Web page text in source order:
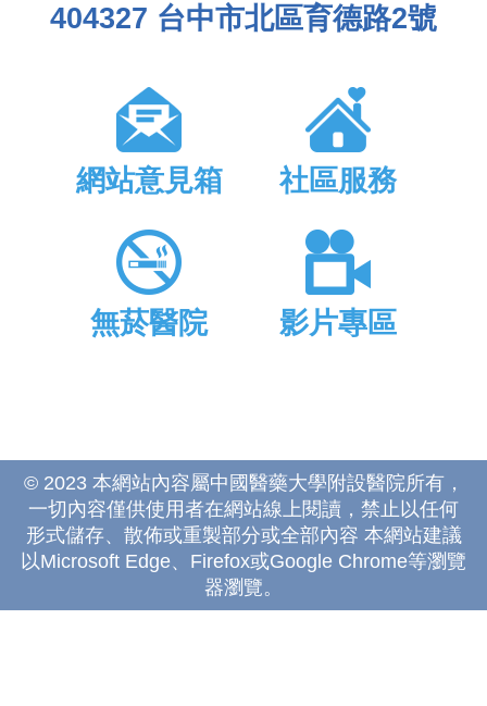
404327 台中市北區育德路2號
網站意見箱 社區服務
無菸醫院 影片專區
© 2023 本網站內容屬中國醫藥大學附設醫院所有，
一切內容僅供使用者在網站線上閱讀，禁止以任何
形式儲存、散佈或重製部分或全部內容 本網站建議
以Microsoft Edge、Firefox或Google Chrome等瀏覽
器瀏覽。